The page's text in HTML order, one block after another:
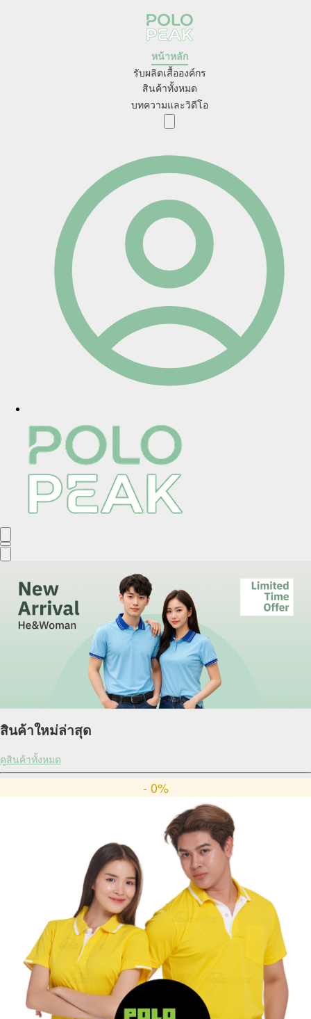
หน้าหลัก
รับผลิตเสื้อองค์กร
สินค้าทั้งหมด
บทความและวิดีโอ
สินค้าใหม่ล่าสุด
ดูสินค้าทั้งหมด
- 0%